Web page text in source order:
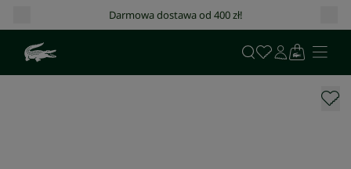
Darmowa dostawa od 400 zł!